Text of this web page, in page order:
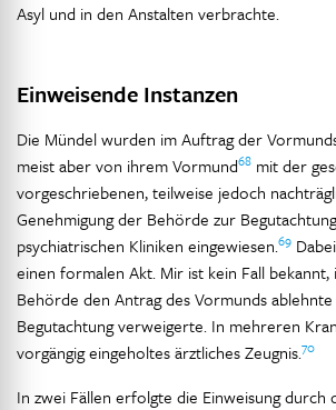
Asyl und in den Anstalten verbrachte.
Einweisende Instanzen
Die Mündel wurden im Auftrag der
meist aber von ihrem Vormund68 mit der
vorgeschriebenen, teilweise jedoch
Genehmigung der Behörde zur
psychiatrischen Kliniken eingewiesen.69
einen formalen Akt. Mir ist kein Fall bekannt,
Behörde den Antrag des Vormunds
Begutachtung verweigerte. In mehreren
vorgängig eingeholtes ärztliches Zeugnis.70
In zwei Fällen erfolgte die Einweisung durch